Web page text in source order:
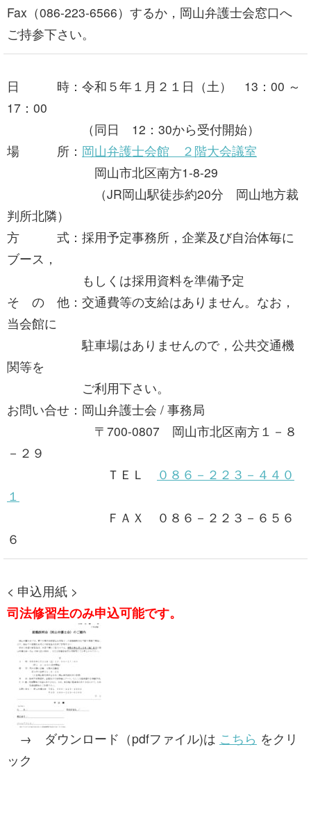
Fax（086-223-6566）するか，岡山弁護士会窓口へ
ご持参下さい。
日 時：令和５年１月２１日（土） 13：00 ～
17：00
（同日 12：30から受付開始）
場 所： 岡山弁護士会館 ２階大会議室
岡山市北区南方1-8-29
（JR岡山駅徒歩約20分 岡山地方裁
判所北隣）
方 式：採用予定事務所，企業及び自治体毎に
ブース，
もしくは採用資料を準備予定
そ の 他：交通費等の支給はありません。なお，
当会館に
駐車場はありませんので，公共交通機
関等を
ご利用下さい。
お問い合せ：岡山弁護士会 / 事務局
〒700-0807 岡山市北区南方１－８
－２９
ＴＥＬ
０８６－２２３－４４０
１
ＦＡＸ ０８６－２２３－６５６
６
< 申込用紙 >
司法修習生のみ申込可能です。
→ ダウンロード（pdfファイル)は こちら をクリ
ック